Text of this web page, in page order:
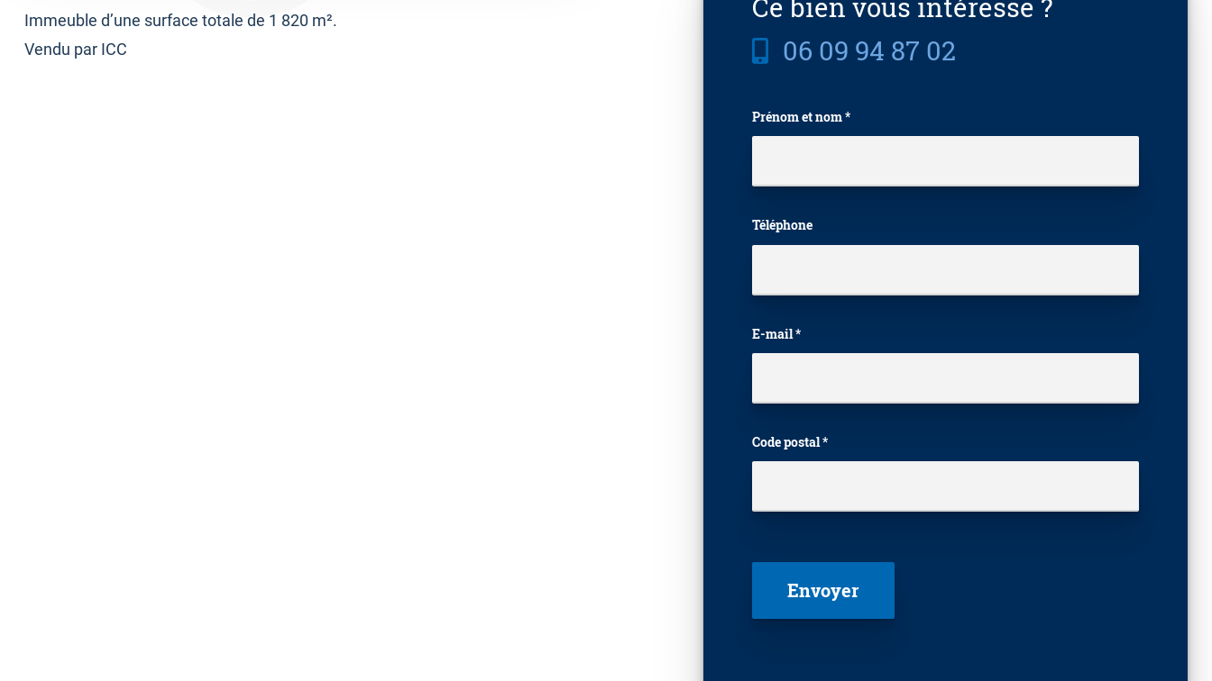
Immeuble d’une surface totale de 1 820 m².
Vendu par ICC
Ce bien vous intéresse ?
06 09 94 87 02
Prénom et nom *
Téléphone
E-mail *
Code postal *